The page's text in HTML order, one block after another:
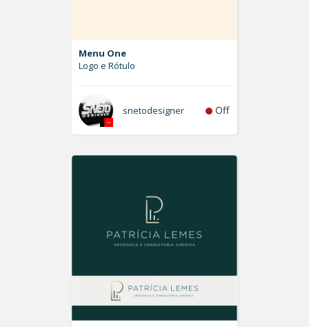
Menu One
Logo e Rótulo
snetodesigner Off